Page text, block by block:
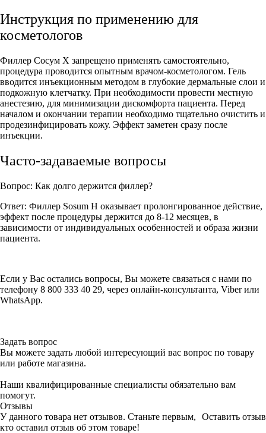
Инструкция по применению для
косметологов
Филлер Сосум Х запрещено применять самостоятельно,
процедура проводится опытным врачом-косметологом. Гель
вводится инъекционным методом в глубокие дермальные слои и
подкожную клетчатку. При необходимости провести местную
анестезию, для минимизации дискомфорта пациента. Перед
началом и окончании терапии необходимо тщательно очистить и
продезинфицировать кожу. Эффект заметен сразу после
инъекции.
Часто-задаваемые вопросы
Вопрос: Как долго держится филлер?
Ответ: Филлер Sosum H оказывает пролонгированное действие,
эффект после процедуры держится до 8-12 месяцев, в
зависимости от индивидуальных особенностей и образа жизни
пациента.
Если у Вас остались вопросы, Вы можете связаться с нами по
телефону 8 800 333 40 29, через онлайн-консультанта, Viber или
WhatsApp.
Задать вопрос
Вы можете задать любой интересующий вас вопрос по товару
или работе магазина.
Наши квалифицированные специалисты обязательно вам
помогут.
Отзывы
Оставить отзыв
У данного товара нет отзывов. Станьте первым,
кто оставил отзыв об этом товаре!